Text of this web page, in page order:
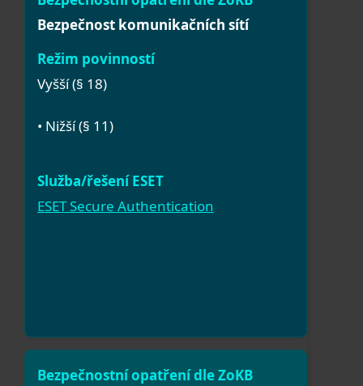
Bezpečnost komunikačních sítí
Vyšší (§ 18)
• Nižší (§ 11)
ESET Secure Authentication